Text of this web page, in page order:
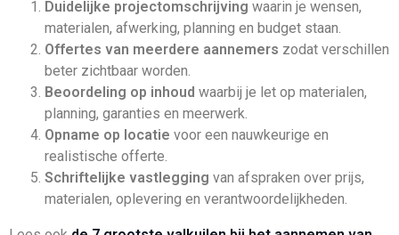
Duidelijke projectomschrijving waarin je wensen,
materialen, afwerking, planning en budget staan.
Offertes van meerdere aannemers zodat verschillen
beter zichtbaar worden.
Beoordeling op inhoud waarbij je let op materialen,
planning, garanties en meerwerk.
Opname op locatie voor een nauwkeurige en
realistische offerte.
Schriftelijke vastlegging van afspraken over prijs,
materialen, oplevering en verantwoordelijkheden.